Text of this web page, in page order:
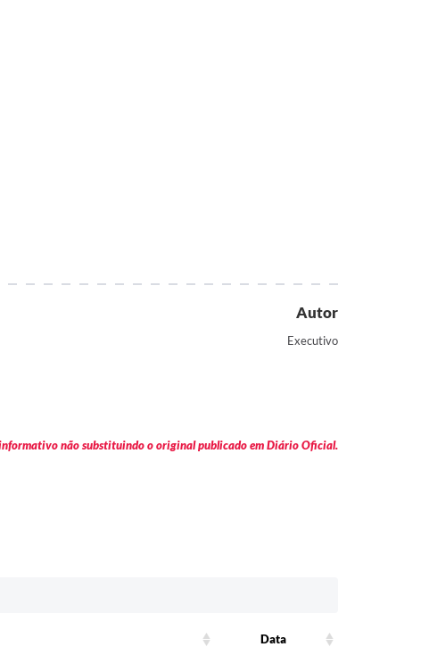
Autor
Executivo
não substituindo o original publicado em Diário Oficial.
Data